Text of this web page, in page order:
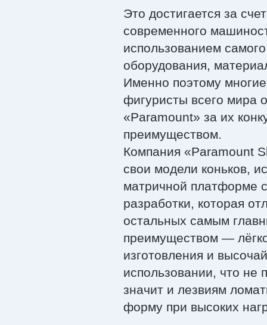
Это достигается за
современного
использованием
оборудования,
Именно поэтому
фигуристы всего мира
«Paramount» за их
преимуществом.
Компания «Paramount
свои модели коньков,
матричной платформе
разработки, которая
остальных самым
преимуществом —
изготовления и
использовании, что не
значит и лезвиям
форму при высоких